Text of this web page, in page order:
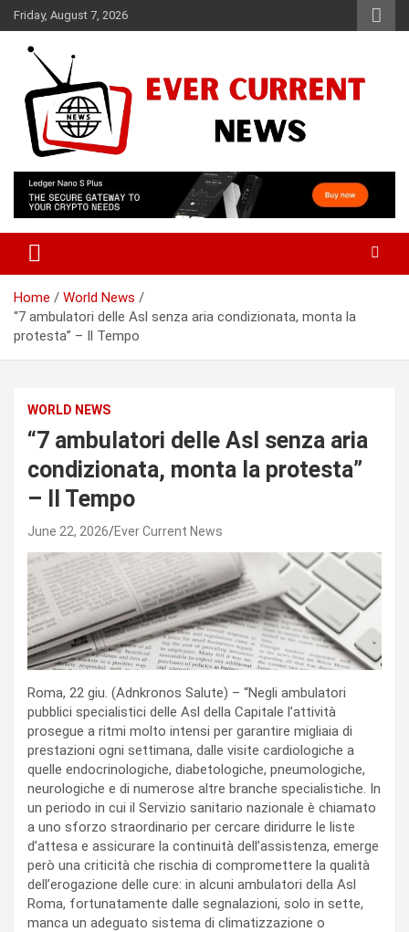
Skip
to
content
Friday, August 7, 2026
Ever Current News
Home
World News
“7 ambulatori delle Asl senza aria condizionata, monta la
protesta” – Il Tempo
WORLD NEWS
“7 ambulatori delle Asl senza aria
condizionata, monta la protesta”
– Il Tempo
June 22, 2026 Ever Current News
Roma, 22 giu. (Adnkronos Salute) – “Negli ambulatori
pubblici specialistici delle Asl della Capitale l’attività
prosegue a ritmi molto intensi per garantire migliaia di
prestazioni ogni settimana, dalle visite cardiologiche a
quelle endocrinologiche, diabetologiche, pneumologiche,
neurologiche e di numerose altre branche specialistiche. In
un periodo in cui il Servizio sanitario nazionale è chiamato
a uno sforzo straordinario per cercare diridurre le liste
d’attesa e assicurare la continuità dell’assistenza, emerge
però una criticità che rischia di compromettere la qualità
dell’erogazione delle cure: in alcuni ambulatori della Asl
Roma, fortunatamente dalle segnalazioni, solo in sette,
manca un adeguato sistema di climatizzazione o